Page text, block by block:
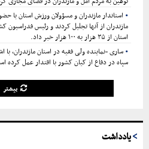
استاندار مازندران و مسؤولان ورزش استان
مازندران از آنها تجلیل کردند و رئیس
استان از ۳۵ هزار به ۱۰۰ هزار خبر داد.
ساری -نماینده ولی فقیه در استان مازندران،
سپاه در دفاع از کیان کشور با اقتدار عمل کرده
بیشتر
یادداشت